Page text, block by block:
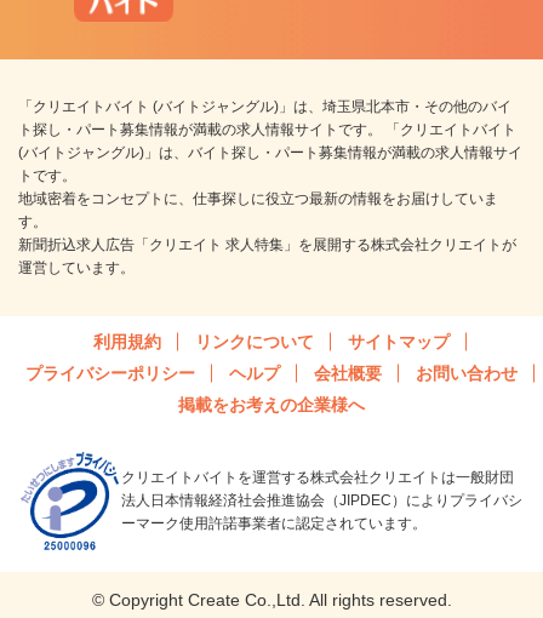
「クリエイトバイト (バイトジャングル)」は、埼玉県北本市・その他のバイ
ト探し・パート募集情報が満載の求人情報サイトです。 「クリエイトバイト
(バイトジャングル)」は、バイト探し・パート募集情報が満載の求人情報サイ
トです。
地域密着をコンセプトに、仕事探しに役立つ最新の情報をお届けしていま
す。
新聞折込求人広告「クリエイト 求人特集」を展開する株式会社クリエイトが
運営しています。
利用規約 リンクについて
サイトマップ
プライバシーポリシー
ヘルプ 会社概要
お問い合わせ
掲載をお考えの企業様へ
クリエイトバイトを運営する株式会社クリエイトは一般財団
法人日本情報経済社会推進協会（JIPDEC）によりプライバシ
ーマーク使用許諾事業者に認定されています。
© Copyright Create Co.,Ltd. All rights reserved.